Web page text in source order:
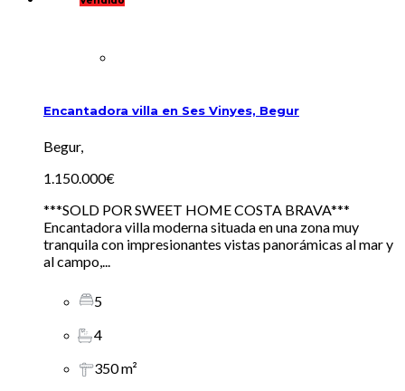
Encantadora villa en Ses Vinyes, Begur
Begur,
1.150.000€
***SOLD POR SWEET HOME COSTA BRAVA***
Encantadora villa moderna situada en una zona muy
tranquila con impresionantes vistas panorámicas al mar y
al campo,...
5
4
350 m²